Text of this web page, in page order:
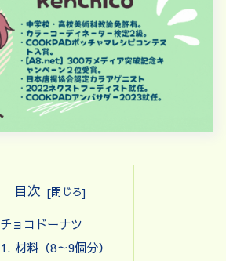
目次
チョコドーナツ
材料（8～9個分）